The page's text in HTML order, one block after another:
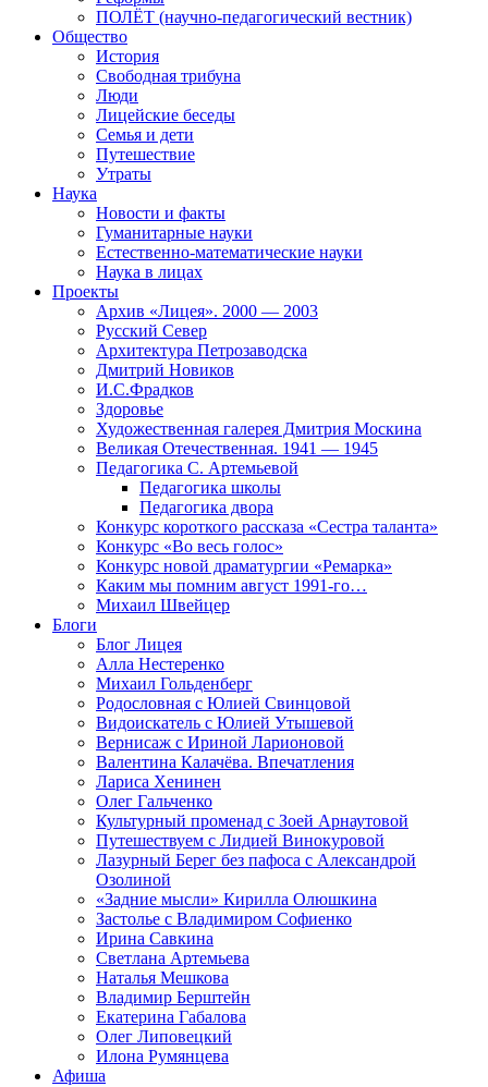
ПОЛЁТ (научно-педагогический вестник)
Общество
История
Свободная трибуна
Люди
Лицейские беседы
Семья и дети
Путешествие
Утраты
Наука
Новости и факты
Гуманитарные науки
Естественно-математические науки
Наука в лицах
Проекты
Архив «Лицея». 2000 — 2003
Русский Север
Архитектура Петрозаводска
Дмитрий Новиков
И.С.Фрадков
Здоровье
Художественная галерея Дмитрия Москина
Великая Отечественная. 1941 — 1945
Педагогика С. Артемьевой
Педагогика школы
Педагогика двора
Конкурс короткого рассказа «Сестра таланта»
Конкурс «Во весь голос»
Конкурс новой драматургии «Ремарка»
Каким мы помним август 1991-го…
Михаил Швейцер
Блоги
Блог Лицея
Алла Нестеренко
Михаил Гольденберг
Родословная с Юлией Свинцовой
Видоискатель с Юлией Утышевой
Вернисаж с Ириной Ларионовой
Валентина Калачёва. Впечатления
Лариса Хенинен
Олег Гальченко
Культурный променад с Зоей Арнаутовой
Путешествуем с Лидией Винокуровой
Лазурный Берег без пафоса с Александрой
Озолиной
«Задние мысли» Кирилла Олюшкина
Застолье с Владимиром Софиенко
Ирина Савкина
Светлана Артемьева
Наталья Мешкова
Владимир Берштейн
Екатерина Габалова
Олег Липовецкий
Илона Румянцева
Афиша